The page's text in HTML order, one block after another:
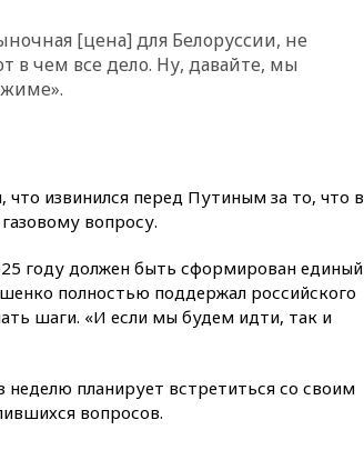
вчера, 16:16 Bloomberg: США
потратят 400 млн долларов на
вчера, 15:46
возвращает специалистов в
вчера, 15:15В Москве
арестованы два руководителя
производителя БПЛА
прибыл в Росарио на
похороны своего отца
[цена] для Белоруссии, не
в чем все дело. Ну, давайте, мы
извинился перед Путиным за то, что в
вопросу.
году должен быть сформирован единый
полностью поддержал российского
шаги. «И если мы будем идти, так и
планирует встретиться со своим
вопросов.